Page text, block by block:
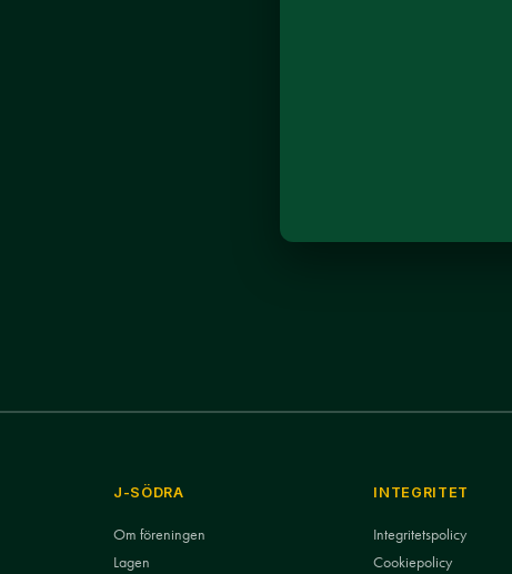
J-SÖDRA
Om föreningen
Lagen
INTEGRITET
Integritetspolicy
Cookiepolicy